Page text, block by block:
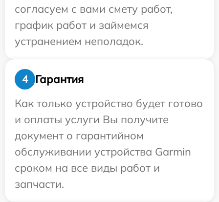
согласуем с вами смету работ,
график работ и займемся
устранением неполадок.
4
Гарантия
Как только устройство будет готово
и оплаты услуги Вы получите
документ о гарантийном
обслуживании устройства Garmin
сроком на все виды работ и
запчасти.